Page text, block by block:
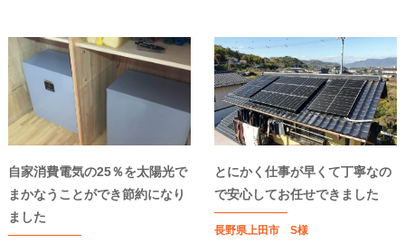
自家消費電気の25％を太陽光で
まかなうことができ節約になり
ました
とにかく仕事が早くて丁寧なの
で安心してお任せできました
長野県上田市 S様